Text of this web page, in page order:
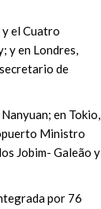
el Cuatro
y en Londres,
de
en Tokio,
Ministro
Jobim- Galeão y
por 76